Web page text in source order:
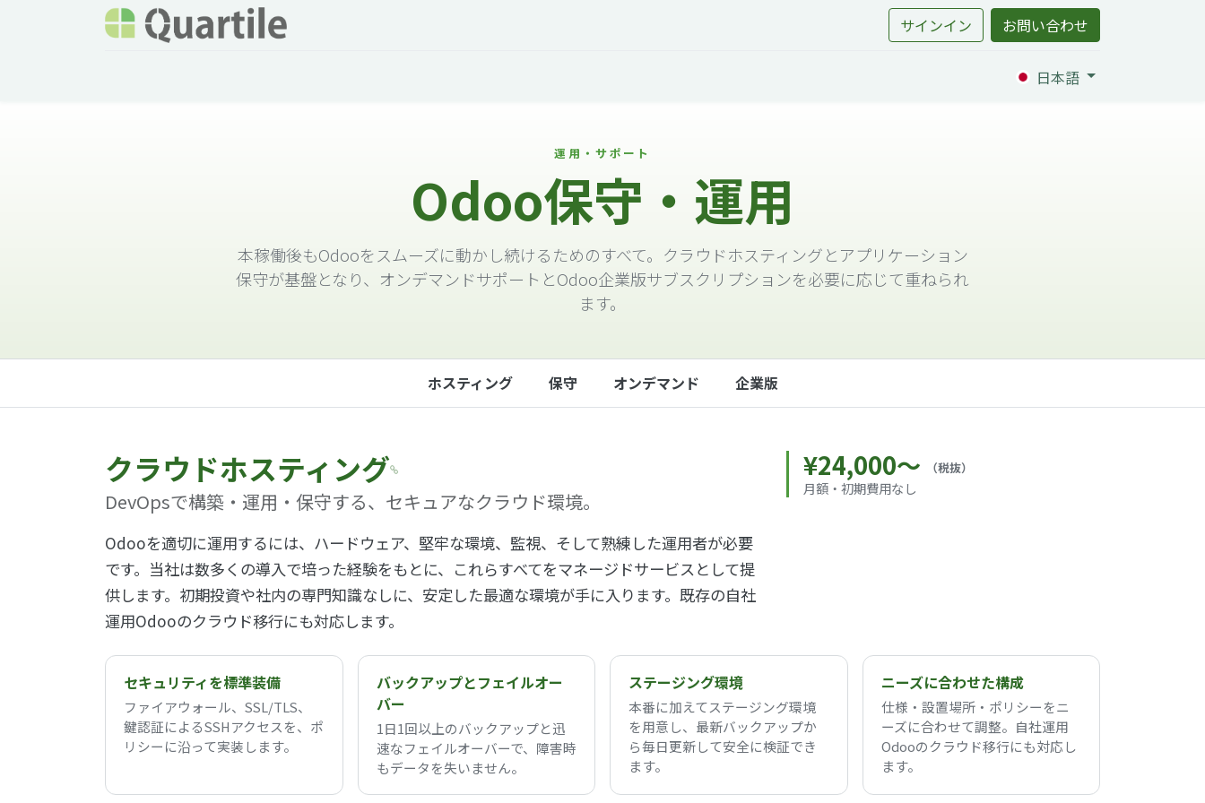
サインイン お問い合わせ
日本語
運用・サポート
Odoo保守・運用
本稼働後もOdooをスムーズに動かし続けるためのすべて。クラウドホスティングとアプリケーション
保守が基盤となり、オンデマンドサポートとOdoo企業版サブスクリプションを必要に応じて重ねられ
ます。
ホスティング 保守 オンデマンド 企業版
クラウドホスティング
DevOpsで構築・運用・保守する、セキュアなクラウド環境。
Odooを適切に運用するには、ハードウェア、堅牢な環境、監視、そして熟練した運用者が必要
です。当社は数多くの導入で培った経験をもとに、これらすべてをマネージドサービスとして提
供します。初期投資や社内の専門知識なしに、安定した最適な環境が手に入ります。既存の自社
運用Odooのクラウド移行にも対応します。
¥24,000〜 （税抜）
月額・初期費用なし
セキュリティを標準装備
ファイアウォール、SSL/TLS、
鍵認証によるSSHアクセスを、ポ
リシーに沿って実装します。
バックアップとフェイルオー
バー
1日1回以上のバックアップと迅
速なフェイルオーバーで、障害時
もデータを失いません。
ステージング環境
本番に加えてステージング環境
を用意し、最新バックアップか
ら毎日更新して安全に検証でき
ます。
ニーズに合わせた構成
仕様・設置場所・ポリシーをニ
ーズに合わせて調整。自社運用
Odooのクラウド移行にも対応し
ます。